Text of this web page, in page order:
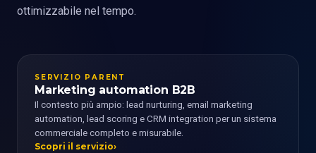
ottimizzabile nel tempo.
SERVIZIO PARENT
Marketing automation B2B
Il contesto più ampio: lead nurturing, email marketing
automation, lead scoring e CRM integration per un sistema
commerciale completo e misurabile.
Scopri il servizio